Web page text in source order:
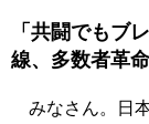
「共闘でも
線、多数者革
みなさん。日